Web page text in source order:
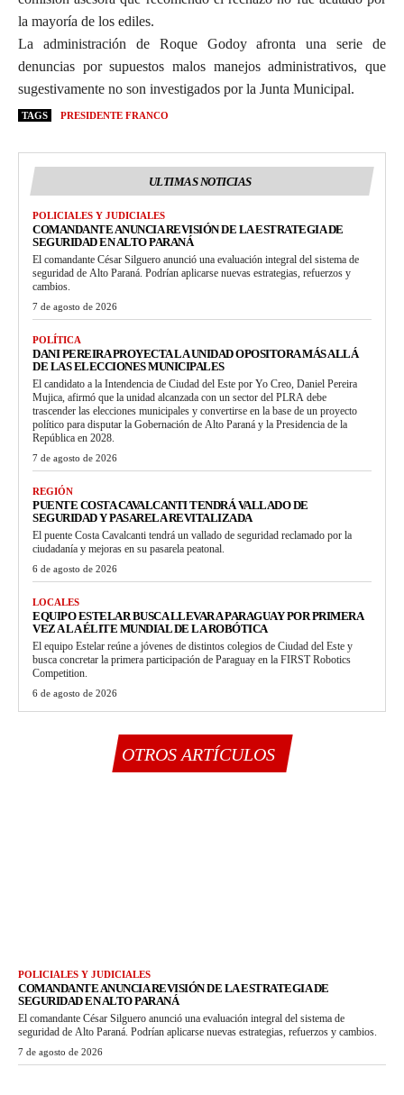
la mayoría de los ediles.
La administración de Roque Godoy afronta una serie de
denuncias por supuestos malos manejos administrativos, que
sugestivamente no son investigados por la Junta Municipal.
TAGS PRESIDENTE FRANCO
ULTIMAS NOTICIAS
POLICIALES Y JUDICIALES
COMANDANTE ANUNCIA REVISIÓN DE LA ESTRATEGIA DE
SEGURIDAD EN ALTO PARANÁ
El comandante César Silguero anunció una evaluación integral del sistema de
seguridad de Alto Paraná. Podrían aplicarse nuevas estrategias, refuerzos y
cambios.
7 de agosto de 2026
POLÍTICA
DANI PEREIRA PROYECTA LA UNIDAD OPOSITORA MÁS ALLÁ
DE LAS ELECCIONES MUNICIPALES
El candidato a la Intendencia de Ciudad del Este por Yo Creo, Daniel Pereira
Mujica, afirmó que la unidad alcanzada con un sector del PLRA debe
trascender las elecciones municipales y convertirse en la base de un proyecto
político para disputar la Gobernación de Alto Paraná y la Presidencia de la
República en 2028.
7 de agosto de 2026
REGIÓN
PUENTE COSTA CAVALCANTI TENDRÁ VALLADO DE
SEGURIDAD Y PASARELA REVITALIZADA
El puente Costa Cavalcanti tendrá un vallado de seguridad reclamado por la
ciudadanía y mejoras en su pasarela peatonal.
6 de agosto de 2026
LOCALES
EQUIPO ESTELAR BUSCA LLEVAR A PARAGUAY POR PRIMERA
VEZ A LA ÉLITE MUNDIAL DE LA ROBÓTICA
El equipo Estelar reúne a jóvenes de distintos colegios de Ciudad del Este y
busca concretar la primera participación de Paraguay en la FIRST Robotics
Competition.
6 de agosto de 2026
OTROS ARTÍCULOS
POLICIALES Y JUDICIALES
COMANDANTE ANUNCIA REVISIÓN DE LA ESTRATEGIA DE
SEGURIDAD EN ALTO PARANÁ
El comandante César Silguero anunció una evaluación integral del sistema de
seguridad de Alto Paraná. Podrían aplicarse nuevas estrategias, refuerzos y cambios.
7 de agosto de 2026